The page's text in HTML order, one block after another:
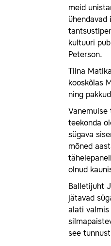
meid
kultuuri
Peterson.
Tiina
kooskõlas
ning
teekonda
sügava
mõned
olnud
Balletijuht
jätavad
alati valmis
see